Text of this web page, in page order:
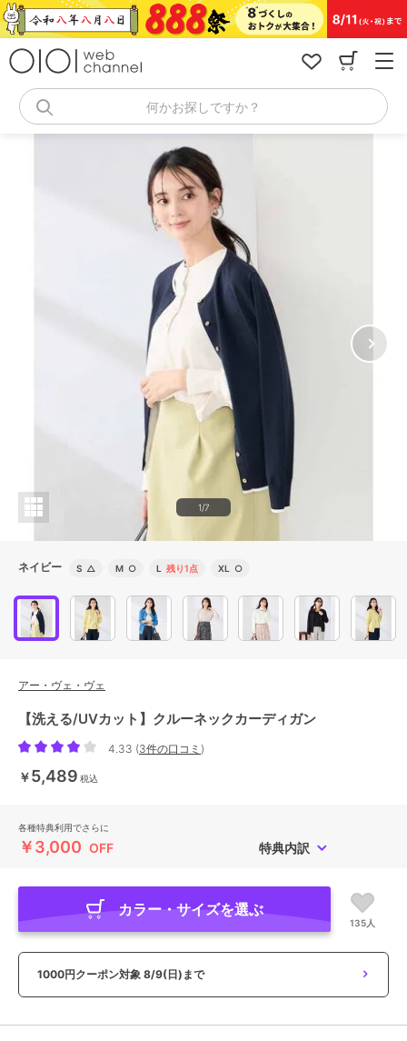
コ
ン
何かお探しですか？
1/7
ネイビー S △ M ○ L 残り1点 XL ○
アー・ヴェ・ヴェ
【洗える/UVカット】クルーネックカーディガン
4.33 (3件の口コミ )
￥5,489 税込
各種特典利用でさらに
￥3,000 OFF 特典内訳
カラー・サイズを選ぶ
135人
1000円クーポン対象 8/9(日)まで